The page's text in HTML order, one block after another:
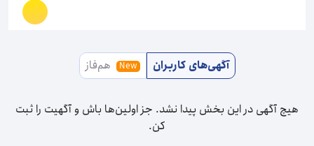
آگهی‌های کاربران New هم‌فاز
هیچ آگهی‌ در این بخش پیدا نشد. جز اولین‌ها باش و آگهیت را ثبت
کن.